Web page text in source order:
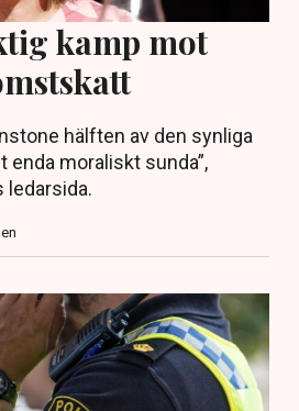
kamp mot
hälften av den synliga
enda moraliskt sunda”,
ledarsida.